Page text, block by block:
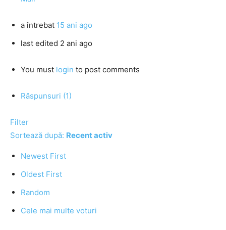
a întrebat 15 ani ago
last edited 2 ani ago
You must login to post comments
Răspunsuri (1)
Filter
Sortează după: Recent activ
Newest First
Oldest First
Random
Cele mai multe voturi